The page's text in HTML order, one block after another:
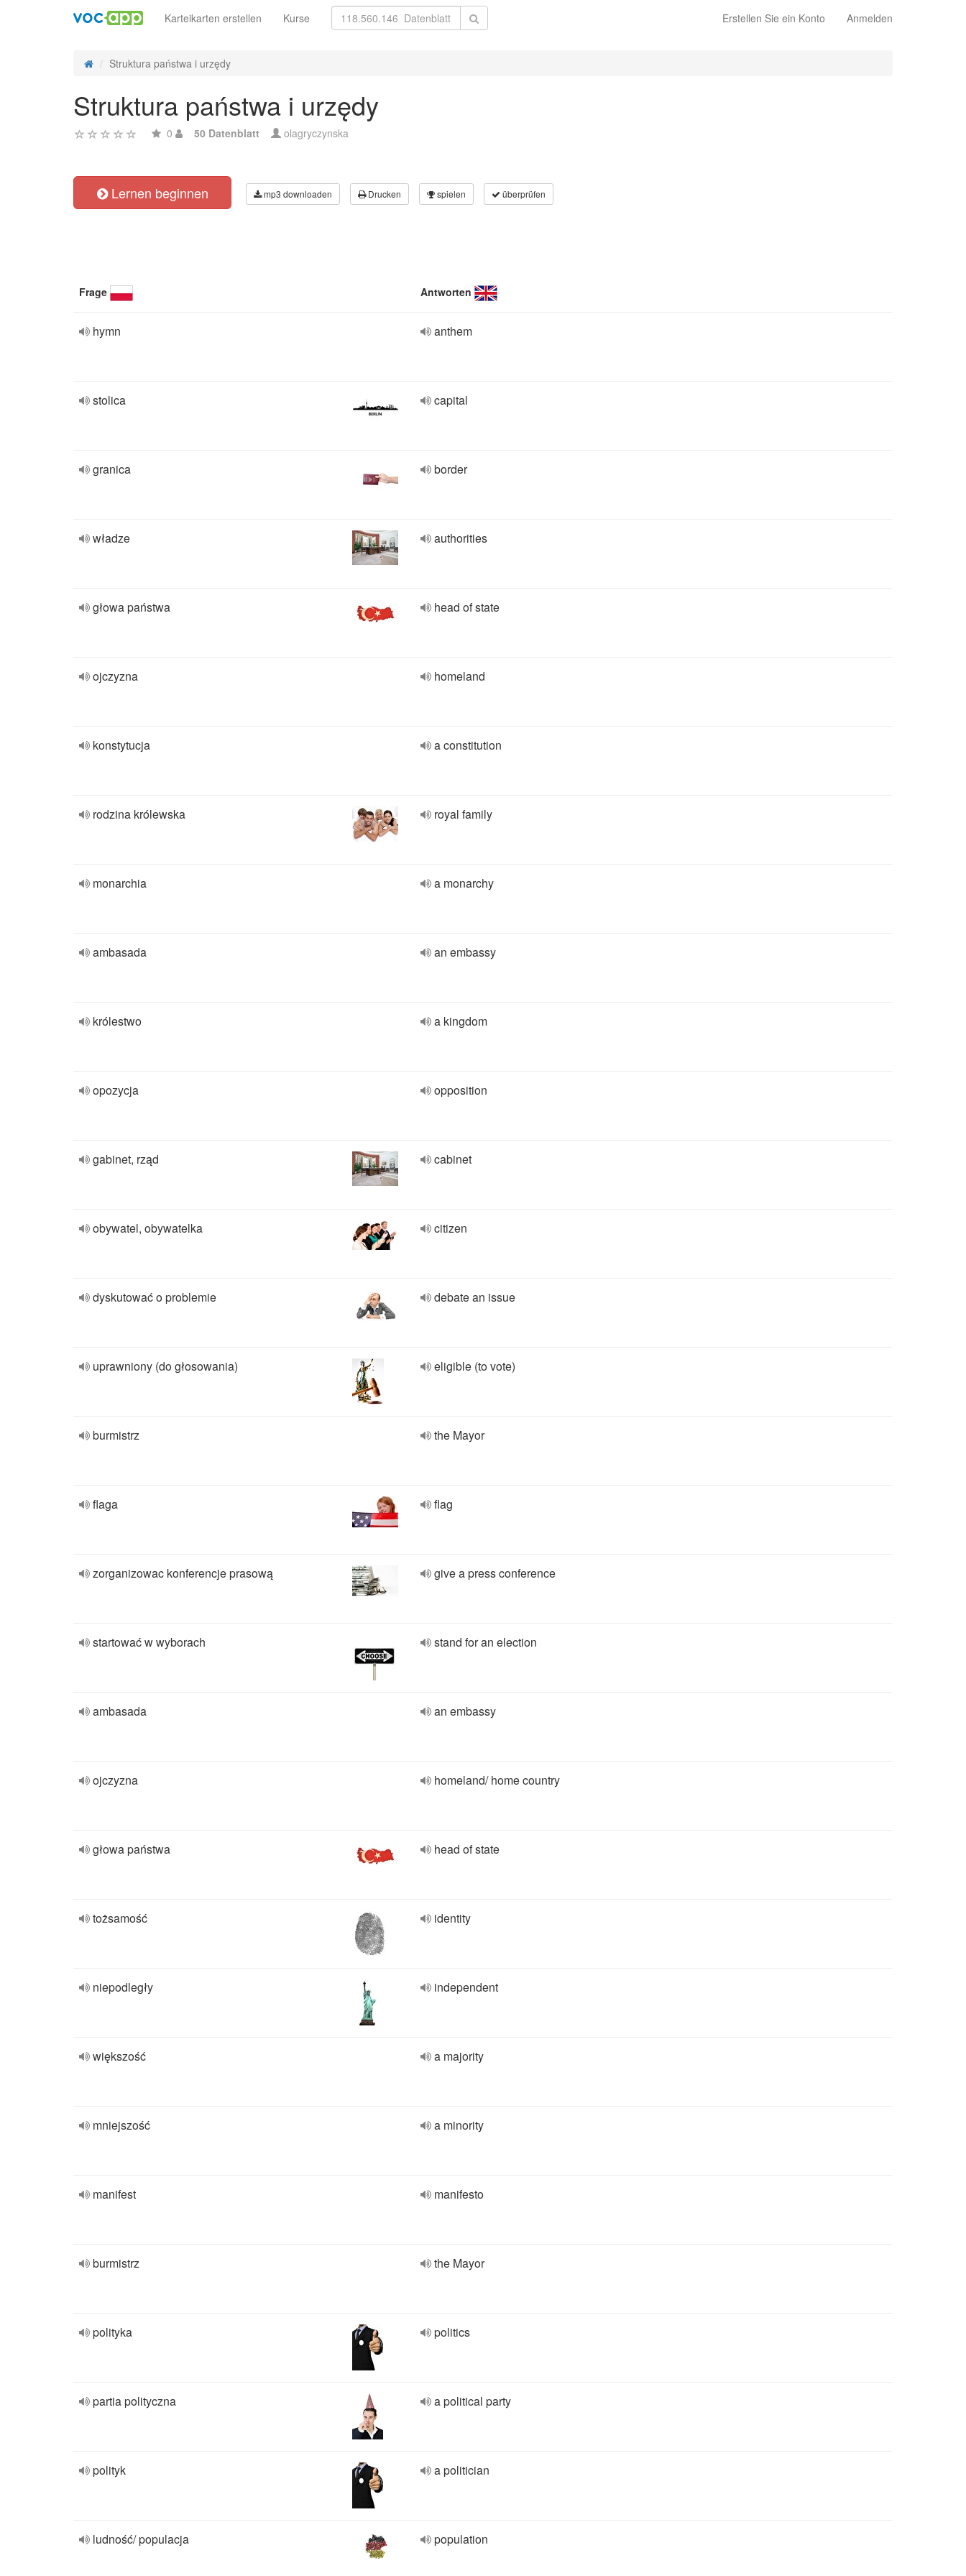
Erstellen Sie ein Konto Anmelden
Karteikarten erstellen Kurse
Struktura państwa i urzędy
Struktura państwa i urzędy
0 50 Datenblatt olagryczynska
Lernen beginnen mp3 downloaden Drucken spielen überprüfen
Frage Antworten
hymn anthem
stolica capital
granica border
władze authorities
głowa państwa head of state
ojczyzna homeland
konstytucja a constitution
rodzina królewska royal family
monarchia a monarchy
ambasada an embassy
królestwo a kingdom
opozycja opposition
gabinet, rząd cabinet
obywatel, obywatelka citizen
dyskutować o problemie debate an issue
uprawniony (do głosowania) eligible (to vote)
burmistrz the Mayor
flaga flag
zorganizowac konferencje prasową give a press conference
startować w wyborach stand for an election
ambasada an embassy
ojczyzna homeland/ home country
głowa państwa head of state
tożsamość identity
niepodległy independent
większość a majority
mniejszość a minority
manifest manifesto
burmistrz the Mayor
polityka politics
partia polityczna a political party
polityk a politician
ludność/ populacja population